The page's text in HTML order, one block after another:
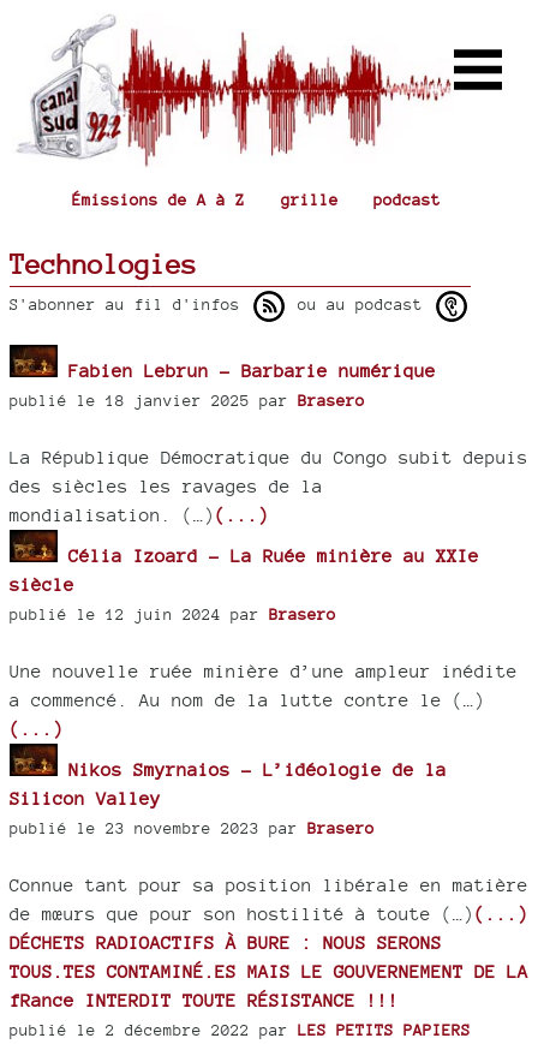
Émissions de A à Z grille podcast
Technologies
S'abonner au fil d'infos ou au podcast
Fabien Lebrun - Barbarie numérique
publié le 18 janvier 2025 par Brasero
La République Démocratique du Congo subit depuis
des siècles les ravages de la
mondialisation. (…) (...)
Célia Izoard - La Ruée minière au XXIe
siècle
publié le 12 juin 2024 par Brasero
Une nouvelle ruée minière d’une ampleur inédite
a commencé. Au nom de la lutte contre le (…)
(...)
Nikos Smyrnaios - L’idéologie de la
Silicon Valley
publié le 23 novembre 2023 par Brasero
Connue tant pour sa position libérale en matière
de mœurs que pour son hostilité à toute (…) (...)
DÉCHETS RADIOACTIFS À BURE : NOUS SERONS
TOUS.TES CONTAMINÉ.ES MAIS LE GOUVERNEMENT DE LA
fRance INTERDIT TOUTE RÉSISTANCE !!!
publié le 2 décembre 2022 par LES PETITS PAPIERS